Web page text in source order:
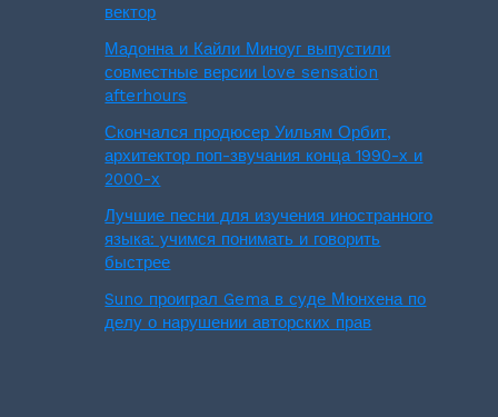
вектор
Мадонна и Кайли Миноуг выпустили
совместные версии love sensation
afterhours
Скончался продюсер Уильям Орбит,
архитектор поп-звучания конца 1990-х и
2000-х
Лучшие песни для изучения иностранного
языка: учимся понимать и говорить
быстрее
Suno проиграл Gema в суде Мюнхена по
делу о нарушении авторских прав